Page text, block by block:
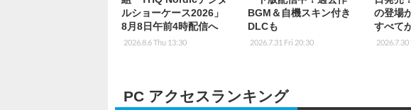
ルショーケース2026」
8月8日午前4時配信へ
2026.8.6 Thu 13:30
BGM＆自機スキン付き
DLCも
2026.7.31 Fri 20:30
の登場
すべて
PC アクセスランキング